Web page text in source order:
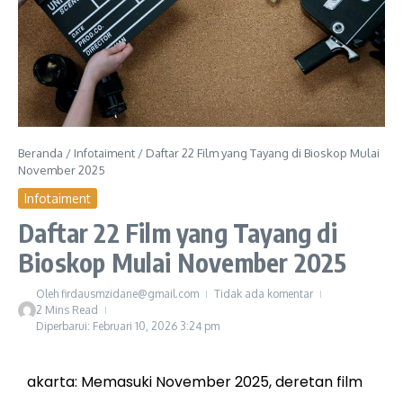
Beranda / Infotaiment / Daftar 22 Film yang Tayang di Bioskop Mulai
November 2025
Infotaiment
Daftar 22 Film yang Tayang di
Bioskop Mulai November 2025
Oleh firdausmzidane@gmail.com
Tidak ada komentar
2 Mins Read
Diperbarui: Februari 10, 2026 3:24 pm
akarta: Memasuki November 2025, deretan film